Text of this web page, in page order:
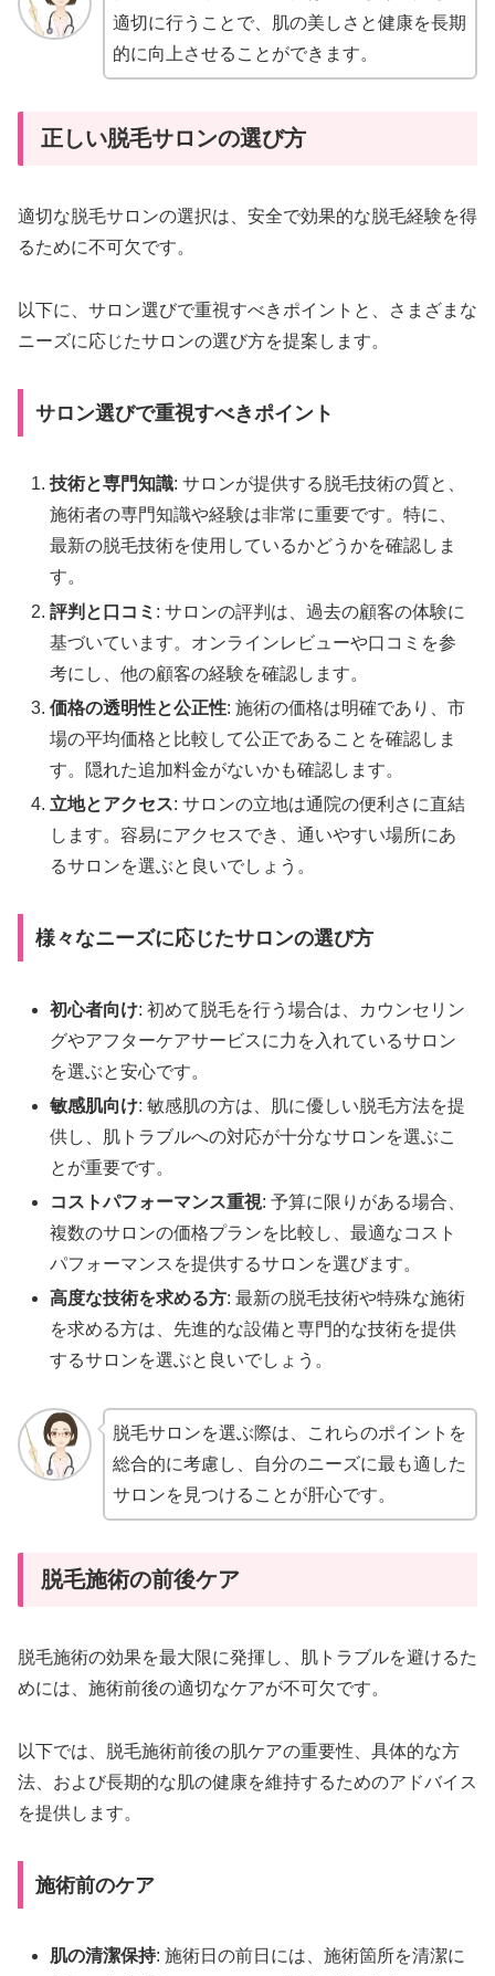
適切に行うことで、肌の美しさと健康を長期
的に向上させることができます。
正しい脱毛サロンの選び方
適切な脱毛サロンの選択は、安全で効果的な脱毛経験を得
るために不可欠です。
以下に、サロン選びで重視すべきポイントと、さまざまな
ニーズに応じたサロンの選び方を提案します。
サロン選びで重視すべきポイント
技術と専門知識: サロンが提供する脱毛技術の質と、
施術者の専門知識や経験は非常に重要です。特に、
最新の脱毛技術を使用しているかどうかを確認しま
す。
評判と口コミ : サロンの評判は、過去の顧客の体験に
基づいています。オンラインレビューや口コミを参
考にし、他の顧客の経験を確認します。
価格の透明性と公正性: 施術の価格は明確であり、市
場の平均価格と比較して公正であることを確認しま
す。隠れた追加料金がないかも確認します。
立地とアクセス: サロンの立地は通院の便利さに直結
します。容易にアクセスでき、通いやすい場所にあ
るサロンを選ぶと良いでしょう。
様々なニーズに応じたサロンの選び方
初心者向け: 初めて脱毛を行う場合は、カウンセリン
グやアフターケアサービスに力を入れているサロン
を選ぶと安心です。
敏感肌向け: 敏感肌の方は、肌に優しい脱毛方法を提
供し、肌トラブルへの対応が十分なサロンを選ぶこ
とが重要です。
コストパフォーマンス重視: 予算に限りがある場合、
複数のサロンの価格プランを比較し、最適なコスト
パフォーマンスを提供するサロンを選びます。
高度な技術を求める方: 最新の脱毛技術や特殊な施術
を求める方は、先進的な設備と専門的な技術を提供
するサロンを選ぶと良いでしょう。
脱毛サロンを選ぶ際は、これらのポイントを
総合的に考慮し、自分のニーズに最も適した
サロンを見つけることが肝心です。
脱毛施術の前後ケア
脱毛施術の効果を最大限に発揮し、肌トラブルを避けるた
めには、施術前後の適切なケアが不可欠です。
以下では、脱毛施術前後の肌ケアの重要性、具体的な方
法、および長期的な肌の健康を維持するためのアドバイス
を提供します。
施術前のケア
肌の清潔保持: 施術日の前日には、施術箇所を清潔に